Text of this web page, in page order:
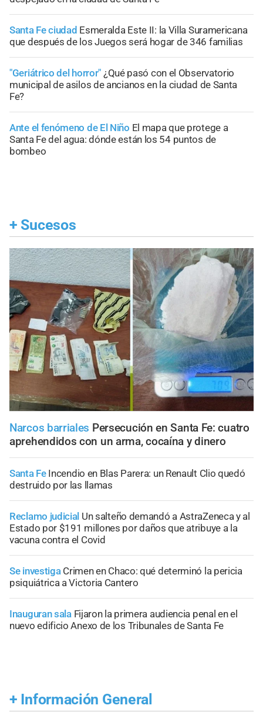
Santa Fe ciudad Esmeralda Este II: la Villa Suramericana
que después de los Juegos será hogar de 346 familias
"Geriátrico del horror" ¿Qué pasó con el Observatorio
municipal de asilos de ancianos en la ciudad de Santa
Fe?
Ante el fenómeno de El Niño El mapa que protege a
Santa Fe del agua: dónde están los 54 puntos de
bombeo
+ Sucesos
Narcos barriales Persecución en Santa Fe: cuatro
aprehendidos con un arma, cocaína y dinero
Santa Fe Incendio en Blas Parera: un Renault Clio quedó
destruido por las llamas
Reclamo judicial Un salteño demandó a AstraZeneca y al
Estado por $191 millones por daños que atribuye a la
vacuna contra el Covid
Se investiga Crimen en Chaco: qué determinó la pericia
psiquiátrica a Victoria Cantero
Inauguran sala Fijaron la primera audiencia penal en el
nuevo edificio Anexo de los Tribunales de Santa Fe
+ Información General